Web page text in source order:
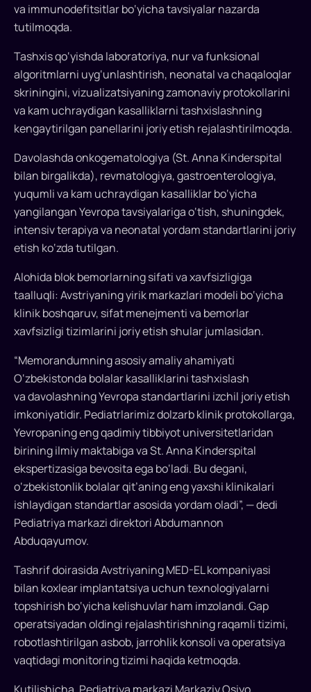
davolashning
Yevropa
protokollarini
joriy
etish
rejalashtirilmoqda.
Respublika
pediatriya
ilmiy-
amaliy
tibbiyot
markazi
tibbiyot
universiteti
bunday
imkoniyatlarni
etuvchi
memorandumni
imzoladi.
va immunodefitsitlar bo‘yicha tavsiyalar nazarda
tutilmoqda.
Tashxis qo‘yishda laboratoriya, nur va funksional
algoritmlarni uyg‘unlashtirish, neonatal va chaqaloqlar
skriningini, vizualizatsiyaning zamonaviy protokollarini
va kam uchraydigan kasalliklarni tashxislashning
kengaytirilgan panellarini joriy etish rejalashtirilmoqda.
Davolashda onkogematologiya (St. Anna Kinderspital
bilan birgalikda), revmatologiya, gastroenterologiya,
yuqumli va kam uchraydigan kasalliklar bo‘yicha
yangilangan Yevropa tavsiyalariga o‘tish, shuningdek,
intensiv terapiya va neonatal yordam standartlarini joriy
etish ko‘zda tutilgan.
Alohida blok bemorlarning sifati va xavfsizligiga
taalluqli: Avstriyaning yirik markazlari modeli bo‘yicha
klinik boshqaruv, sifat menejmenti va bemorlar
xavfsizligi tizimlarini joriy etish shular jumlasidan.
“Memorandumning asosiy amaliy ahamiyati
O‘zbekistonda bolalar kasalliklarini tashxislash
va davolashning Yevropa standartlarini izchil joriy etish
imkoniyatidir. Pediatrlarimiz dolzarb klinik protokollarga,
Yevropaning eng qadimiy tibbiyot universitetlaridan
birining ilmiy maktabiga va St. Anna Kinderspital
ekspertizasiga bevosita ega bo‘ladi. Bu degani,
o‘zbekistonlik bolalar qit’aning eng yaxshi klinikalari
ishlaydigan standartlar asosida yordam oladi”, — dedi
Pediatriya markazi direktori Abdumannon
Abduqayumov.
Tashrif doirasida Avstriyaning MED-EL kompaniyasi
bilan koxlear implantatsiya uchun texnologiyalarni
topshirish bo‘yicha kelishuvlar ham imzolandi. Gap
operatsiyadan oldingi rejalashtirishning raqamli tizimi,
robotlashtirilgan asbob, jarrohlik konsoli va operatsiya
vaqtidagi monitoring tizimi haqida ketmoqda.